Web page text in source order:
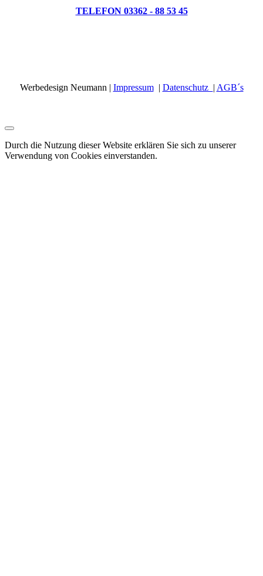
TELEFON 03362 - 88 53 45
Werbedesign Neumann | Impressum| Datenschutz | AGB´s
Durch die Nutzung dieser Website erklären Sie sich zu unserer
Verwendung von Cookies einverstanden.